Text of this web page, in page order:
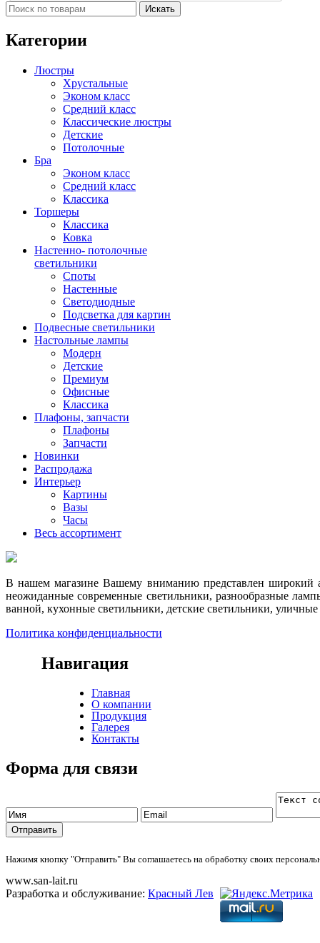
Искать
Категории
Люстры
Хрустальные
Эконом класс
Средний класс
Классические люстры
Детские
Потолочные
Бра
Эконом класс
Средний класс
Классика
Торшеры
Классика
Ковка
Настенно- потолочные
светильники
Споты
Настенные
Светодиодные
Подсветка для картин
Подвесные светильники
Настольные лампы
Модерн
Детские
Премиум
Офисные
Классика
Плафоны, запчасти
Плафоны
Запчасти
Новинки
Распродажа
Интерьер
Картины
Вазы
Часы
Весь ассортимент
В нашем магазине Вашему вниманию представлен широкий
неожиданные современные светильники, разнообразные
ванной, кухонные светильники, детские светильники,
Политика конфиденциальности
Навигация
Главная
О компании
Продукция
Галерея
Контакты
Форма для связи
Нажимя кнопку "Отправить" Вы соглашаетесь на обработку своих
www.san-lait.ru
Разработка и обслуживание: Красный Лев